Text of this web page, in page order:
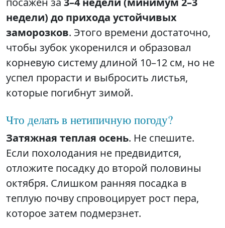
недели) до прихода устойчивых
заморозков. Этого времени достаточно,
чтобы зубок укоренился и образовал
корневую систему длиной 10–12 см, но не
успел прорасти и выбросить листья,
которые погибнут зимой.
Что делать в нетипичную погоду?
Затяжная теплая осень. Не спешите.
Если похолодания не предвидится,
отложите посадку до второй половины
октября. Слишком ранняя посадка в
теплую почву спровоцирует рост пера,
которое затем подмерзнет.